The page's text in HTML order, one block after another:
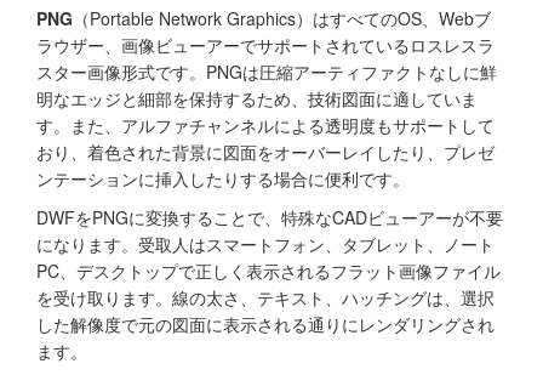
PNG （Portable Network Graphics）はすべてのOS、Webブ
ラウザー、画像ビューアーでサポートされているロスレスラ
スター画像形式です。PNGは圧縮アーティファクトなしに鮮
明なエッジと細部を保持するため、技術図面に適していま
す。また、アルファチャンネルによる透明度もサポートして
おり、着色された背景に図面をオーバーレイしたり、プレゼ
ンテーションに挿入したりする場合に便利です。
DWFをPNGに変換することで、特殊なCADビューアーが不要
になります。受取人はスマートフォン、タブレット、ノート
PC、デスクトップで正しく表示されるフラット画像ファイル
を受け取ります。線の太さ、テキスト、ハッチングは、選択
した解像度で元の図面に表示される通りにレンダリングされ
ます。